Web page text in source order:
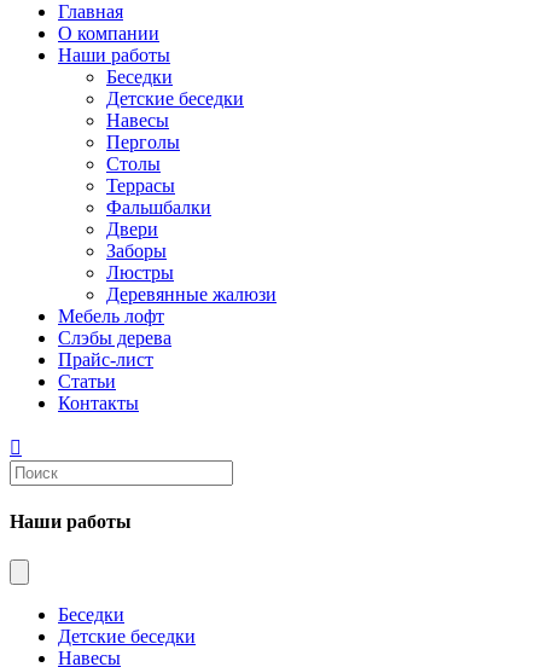
Главная
О компании
Наши работы
Беседки
Детские беседки
Навесы
Перголы
Столы
Террасы
Фальшбалки
Двери
Заборы
Люстры
Деревянные жалюзи
Мебель лофт
Слэбы дерева
Прайс-лист
Статьи
Контакты
Наши работы
Беседки
Детские беседки
Навесы